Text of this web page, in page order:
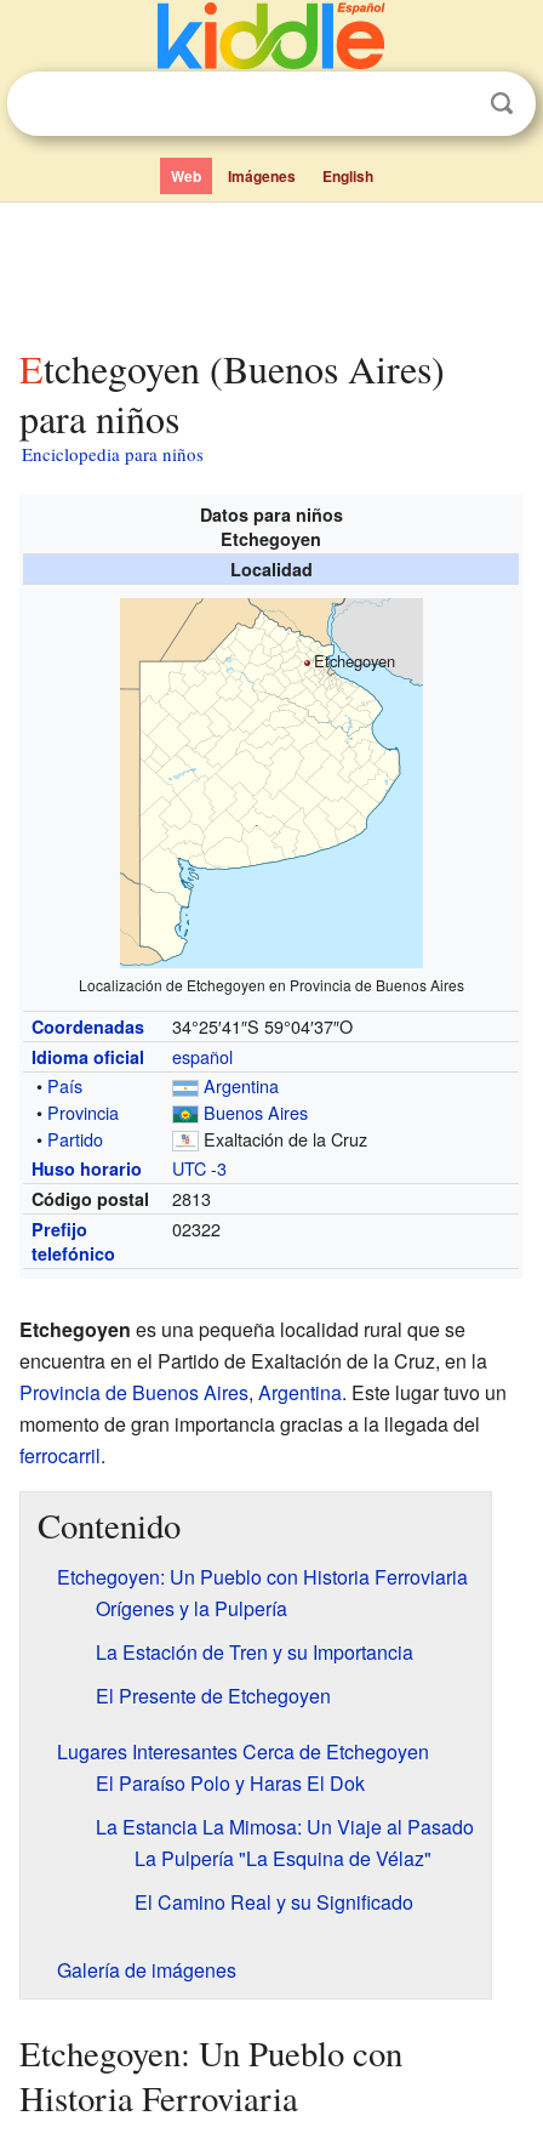
Web Imágenes English
Etchegoyen (Buenos Aires)
para niños
Enciclopedia para niños
Datos para niños
Etchegoyen
Localidad
Etchegoyen
Localización de Etchegoyen en Provincia de Buenos Aires
Coordenadas 34°25′41″S 59°04′37″O
Idioma oficial
español
• País
Argentina
• Provincia
Buenos Aires
• Partido Exaltación de la Cruz
Huso horario UTC -3
Código postal 2813
Prefijo
telefónico
02322
Etchegoyen es una pequeña localidad rural que se
encuentra en el Partido de Exaltación de la Cruz, en la
Provincia de Buenos Aires, Argentina. Este lugar tuvo un
momento de gran importancia gracias a la llegada del
ferrocarril.
Contenido
Etchegoyen: Un Pueblo con Historia Ferroviaria
Orígenes y la Pulpería
La Estación de Tren y su Importancia
El Presente de Etchegoyen
Lugares Interesantes Cerca de Etchegoyen
El Paraíso Polo y Haras El Dok
La Estancia La Mimosa: Un Viaje al Pasado
La Pulpería "La Esquina de Vélaz"
El Camino Real y su Significado
Galería de imágenes
Etchegoyen: Un Pueblo con
Historia Ferroviaria